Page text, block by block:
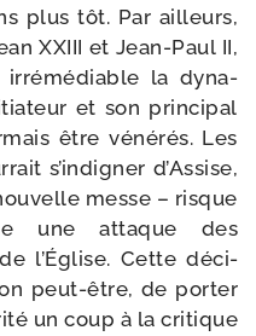
plus tôt. Par ailleurs,
XXIII et Jean-​Paul II,
irré­mé­diable la dyna­
et son prin­ci­pal
être véné­rés. Les
s’in­di­gner d’Assise,
messe – risque
une attaque des
l’Église. Cette déci­
peut-​être, de por­ter
un coup à la cri­tique